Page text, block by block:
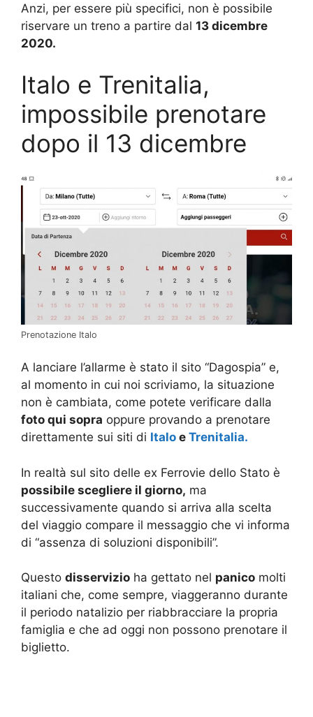
Anzi, per essere più specifici, non è possibile
riservare un treno a partire dal 13 dicembre
2020.
Italo e Trenitalia,
impossibile prenotare
dopo il 13 dicembre
Prenotazione Italo
A lanciare l’allarme è stato il sito “Dagospia” e,
al momento in cui noi scriviamo, la situazione
non è cambiata, come potete verificare dalla
foto qui sopra oppure provando a prenotare
direttamente sui siti di Italo e Trenitalia.
In realtà sul sito delle ex Ferrovie dello Stato è
possibile scegliere il giorno, ma
successivamente quando si arriva alla scelta
del viaggio compare il messaggio che vi informa
di “assenza di soluzioni disponibili”.
Questo disservizio ha gettato nel panico molti
italiani che, come sempre, viaggeranno durante
il periodo natalizio per riabbracciare la propria
famiglia e che ad oggi non possono prenotare il
biglietto.